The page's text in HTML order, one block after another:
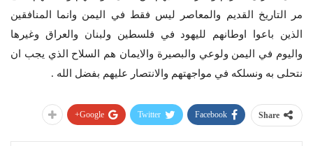
مر التاريخ القديم والمعاصر ليس فقط في اليمن وانما المنافقين
الذين باعوا اوطانهم لليهود في فلسطين ولبنان والعراق وغيرها
واليوم في اليمن ولوعي والبصيرة والايمان هم السلاح الذي يجب ان
نتحلى به ونسلكه في مواجهتهم والانتصار عليهم بفضل الله .
Share
Facebook
Twitter
Google+